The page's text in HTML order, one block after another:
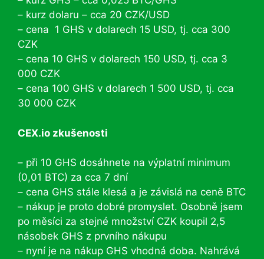
– kurz dolaru – cca 20 CZK/USD
– cena 1 GHS v dolarech 15 USD, tj. cca 300
CZK
– cena 10 GHS v dolarech 150 USD, tj. cca 3
000 CZK
– cena 100 GHS v dolarech 1 500 USD, tj. cca
30 000 CZK
CEX.io zkušenosti
– při 10 GHS dosáhnete na výplatní minimum
(0,01 BTC) za cca 7 dní
– cena GHS stále klesá a je závislá na ceně BTC
– nákup je proto dobré promyslet. Osobně jsem
po měsíci za stejné množství CZK koupil 2,5
násobek GHS z prvního nákupu
– nyní je na nákup GHS vhodná doba. Nahrává